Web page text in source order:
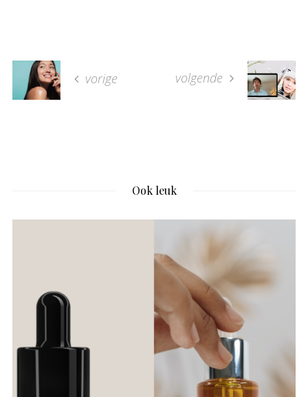
vorige volgende
Ook leuk